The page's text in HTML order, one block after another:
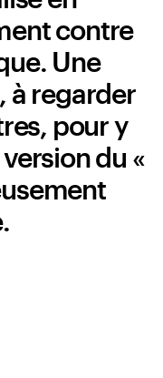
contre
Une
à regarder
pour y
du «